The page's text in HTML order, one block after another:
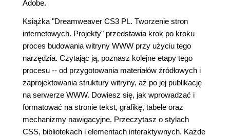
Adobe.
Książka "Dreamweaver CS3 PL. Tworzenie stron
internetowych. Projekty" przedstawia krok po kroku
proces budowania witryny WWW przy użyciu tego
narzędzia. Czytając ją, poznasz kolejne etapy tego
procesu -- od przygotowania materiałów źródłowych i
zaprojektowania struktury witryny, aż po jej publikację
na serwerze WWW. Dowiesz się, jak wprowadzać i
formatować na stronie tekst, grafikę, tabele oraz
mechanizmy nawigacyjne. Przeczytasz o stylach
CSS, bibliotekach i elementach interaktywnych. Każde